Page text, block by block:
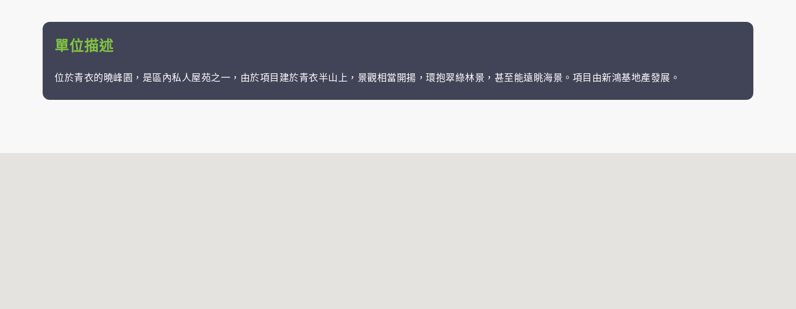
單位描述
位於青衣的曉峰園，是區內私人屋苑之一，由於項目建於青衣半山上，景觀相當開揚，環抱翠綠林景，甚至能遠眺海景。項目由新鴻基地產發展。